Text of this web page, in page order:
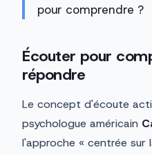
pour comprendre ?
Écouter pour
répondre
Le concept d'écoute
psychologue américain
l'approche « centrée sur